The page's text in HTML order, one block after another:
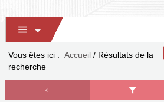
Vous êtes ici : Accueil / Résultats de la
recherche